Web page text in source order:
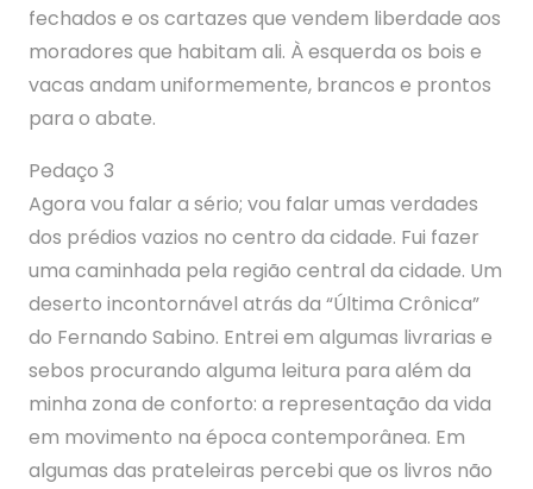
fechados e os cartazes que vendem liberdade aos
moradores que habitam ali. À esquerda os bois e
vacas andam uniformemente, brancos e prontos
para o abate.
Pedaço 3
Agora vou falar a sério; vou falar umas verdades
dos prédios vazios no centro da cidade. Fui fazer
uma caminhada pela região central da cidade. Um
deserto incontornável atrás da “Última Crônica”
do Fernando Sabino. Entrei em algumas livrarias e
sebos procurando alguma leitura para além da
minha zona de conforto: a representação da vida
em movimento na época contemporânea. Em
algumas das prateleiras percebi que os livros não